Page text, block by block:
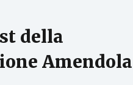
della
Amendola